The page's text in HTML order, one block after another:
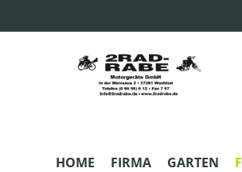
HOME FIRMA GARTEN